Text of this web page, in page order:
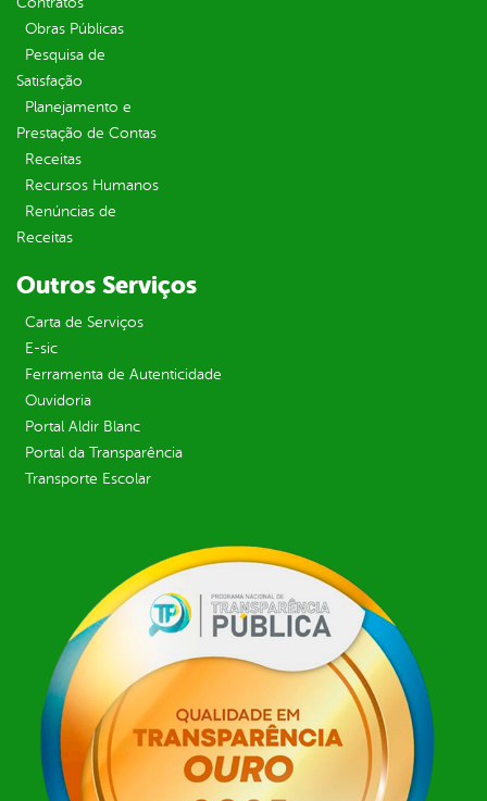
Obras Públicas
Pesquisa de
Satisfação
Planejamento e
Prestação de Contas
Receitas
Recursos Humanos
Renúncias de
Receitas
Outros Serviços
Carta de Serviços
E-sic
Ferramenta de Autenticidade
Ouvidoria
Portal Aldir Blanc
Portal da Transparência
Transporte Escolar